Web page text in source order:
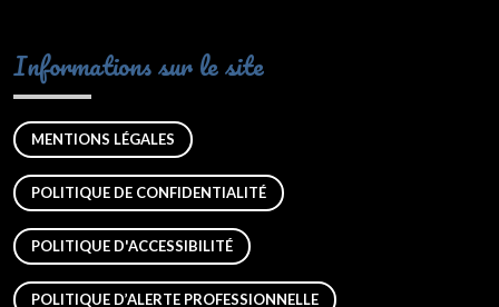
Informations sur le site
MENTIONS LÉGALES
POLITIQUE DE CONFIDENTIALITÉ
POLITIQUE D'ACCESSIBILITÉ
POLITIQUE D’ALERTE PROFESSIONNELLE